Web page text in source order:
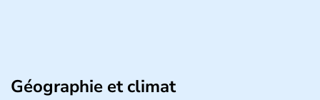
Géographie et climat